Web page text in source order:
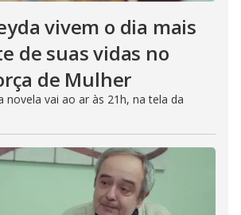
vivem o dia mais
de suas vidas no
de Mulher
novela vai ao ar às 21h, na tela da